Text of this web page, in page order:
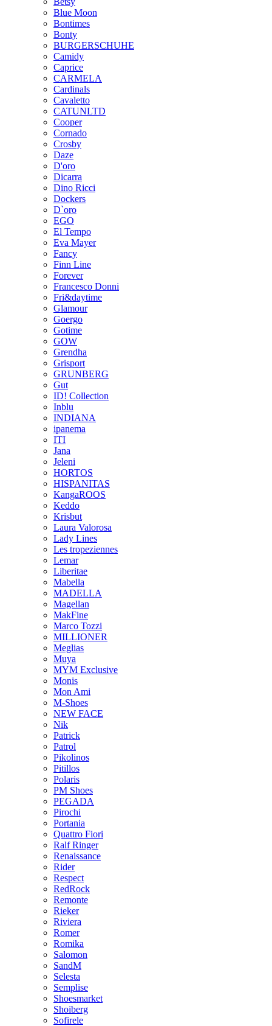
Blue Moon
Bontimes
Bonty
BURGERSCHUHE
Camidy
Caprice
CARMELA
Cardinals
Cavaletto
CATUNLTD
Cooper
Cornado
Crosby
Daze
D'oro
Dicarra
Dino Ricci
Dockers
D`oro
EGO
El Tempo
Eva Mayer
Fancy
Finn Line
Forever
Francesco Donni
Fri&daytime
Glamour
Goergo
Gotime
GOW
Grendha
Grisport
GRUNBERG
Gut
ID! Collection
Inblu
INDIANA
ipanema
ITI
Jana
Jeleni
HORTOS
HISPANITAS
KangaROOS
Keddo
Krisbut
Laura Valorosa
Lady Lines
Les tropeziennes
Lemar
Liberitae
Mabella
MADELLA
Magellan
MakFine
Marco Tozzi
MILLIONER
Meglias
Muya
MYM Exclusive
Monis
Mon Ami
M-Shoes
NEW FACE
Nik
Patrick
Patrol
Pikolinos
Pitillos
Polaris
PM Shoes
PEGADA
Pirochi
Portania
Quattro Fiori
Ralf Ringer
Renaissance
Rider
Respect
RedRock
Remonte
Rieker
Riviera
Romer
Romika
Salomon
SandM
Selesta
Semplise
Shoesmarket
Shoiberg
Sofirele